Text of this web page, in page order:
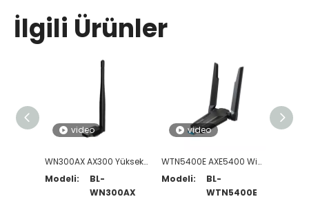
İlgili Ürünler
video
WN300AX AX300 Yüksek Kazançlı Antenli WiFi 6 USB Adaptörü
Modeli:
BL-
WN300AX
video
WTN5400E AXE5400 Wi-Fi 6E Üç Bantlı USB Adaptörü
Modeli:
BL-
WTN5400E